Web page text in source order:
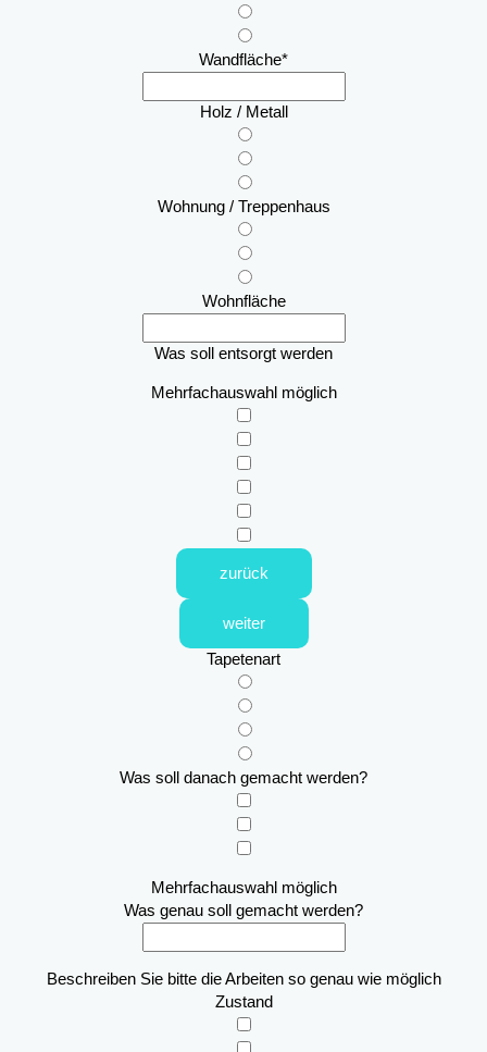
Wandfläche*
Holz / Metall
Wohnung / Treppenhaus
Wohnfläche
Was soll entsorgt werden
Mehrfachauswahl möglich
zurück
weiter
Tapetenart
Was soll danach gemacht werden?
Mehrfachauswahl möglich
Was genau soll gemacht werden?
Beschreiben Sie bitte die Arbeiten so genau wie möglich
Zustand